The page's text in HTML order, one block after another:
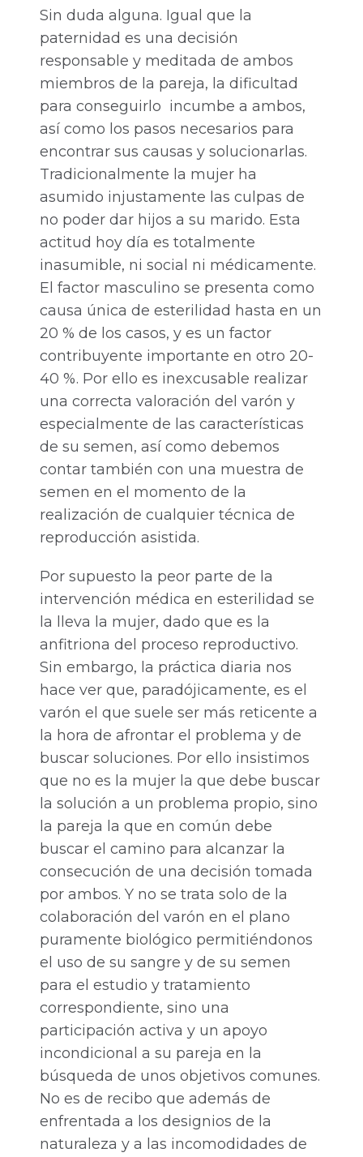
Sin duda alguna. Igual que la
paternidad es una decisión
responsable y meditada de ambos
miembros de la pareja, la dificultad
para conseguirlo incumbe a ambos,
así como los pasos necesarios para
encontrar sus causas y solucionarlas.
Tradicionalmente la mujer ha
asumido injustamente las culpas de
no poder dar hijos a su marido. Esta
actitud hoy día es totalmente
inasumible, ni social ni médicamente.
El factor masculino se presenta como
causa única de esterilidad hasta en un
20 % de los casos, y es un factor
contribuyente importante en otro 20-
40 %. Por ello es inexcusable realizar
una correcta valoración del varón y
especialmente de las características
de su semen, así como debemos
contar también con una muestra de
semen en el momento de la
realización de cualquier técnica de
reproducción asistida.
Por supuesto la peor parte de la
intervención médica en esterilidad se
la lleva la mujer, dado que es la
anfitriona del proceso reproductivo.
Sin embargo, la práctica diaria nos
hace ver que, paradójicamente, es el
varón el que suele ser más reticente a
la hora de afrontar el problema y de
buscar soluciones. Por ello insistimos
que no es la mujer la que debe buscar
la solución a un problema propio, sino
la pareja la que en común debe
buscar el camino para alcanzar la
consecución de una decisión tomada
por ambos. Y no se trata solo de la
colaboración del varón en el plano
puramente biológico permitiéndonos
el uso de su sangre y de su semen
para el estudio y tratamiento
correspondiente, sino una
participación activa y un apoyo
incondicional a su pareja en la
búsqueda de unos objetivos comunes.
No es de recibo que además de
enfrentada a los designios de la
naturaleza y a las incomodidades de